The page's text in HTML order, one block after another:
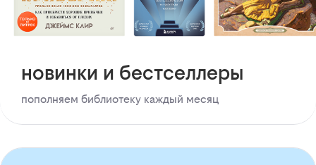
новинки и бестселлеры
пополняем библиотеку каждый месяц